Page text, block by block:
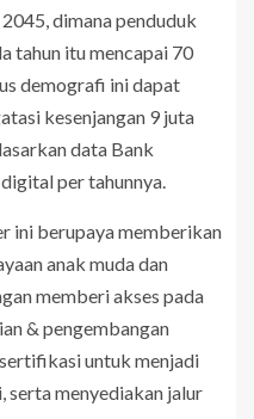
dimana penduduk
tahun itu mencapai 70
demografi ini dapat
kesenjangan 9 juta
data Bank
per tahunnya.
ini berupaya memberikan
anak muda dan
memberi akses pada
& pengembangan
untuk menjadi
serta menyediakan jalur